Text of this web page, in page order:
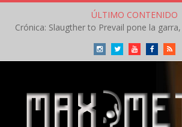
ÚLTIMO CONTENIDO
InstagramTwitterYoutubeFacebookRSS